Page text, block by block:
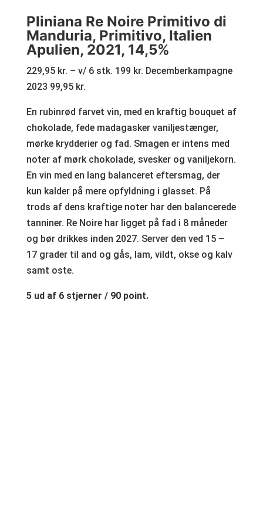
Pliniana Re Noire Primitivo di
Manduria, Primitivo, Italien
Apulien, 2021, 14,5%
229,95 kr. – v/ 6 stk. 199 kr. Decemberkampagne
2023 99,95 kr.
En rubinrød farvet vin, med en kraftig bouquet af
chokolade, fede madagasker vaniljestænger,
mørke krydderier og fad. Smagen er intens med
noter af mørk chokolade, svesker og vaniljekorn.
En vin med en lang balanceret eftersmag, der
kun kalder på mere opfyldning i glasset. På
trods af dens kraftige noter har den balancerede
tanniner. Re Noire har ligget på fad i 8 måneder
og bør drikkes inden 2027. Server den ved 15 –
17 grader til and og gås, lam, vildt, okse og kalv
samt oste.
5 ud af 6 stjerner / 90 point.